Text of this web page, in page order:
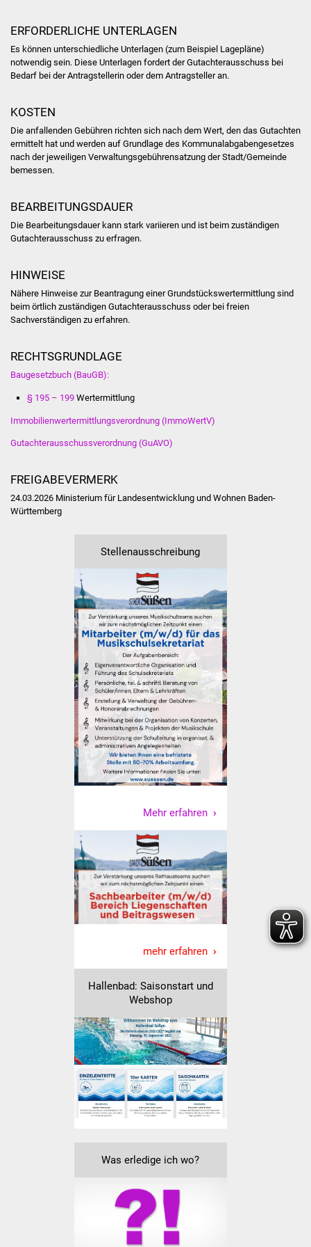
Gesundheit und Notfall
Ärzte und Apotheken
Hitzewarnung / UV-
Index
Bürgerbus (MOBS)
Einrichtungen
Hallenbad
Zehntscheuer
Kulturhalle
Vereine und Parteien
Selbsteintrag Vereine
Beirat Süßener Vereine
Sportanlagen
Tourismus
Erlebnisregion
Route der
Industriekultur
Lebenslagen
Stadtseniorenrat
Sommerwochen für
Ältere
Seniorenwohn- und
Pflegeheim
Familien
Kinder und Jugendliche
Schülerferienprogramm
Migration und Integration
ERFORDERLICHE UNTERLAGEN
Es können unterschiedliche Unterlagen (zum Beispiel Lagepläne)
notwendig sein. Diese Unterlagen fordert der Gutachterausschuss bei
Bedarf bei der Antragstellerin oder dem Antragsteller an.
KOSTEN
Die anfallenden Gebühren richten sich nach dem Wert, den das Gutachten
ermittelt hat und werden auf Grundlage des Kommunalabgabengesetzes
nach der jeweiligen Verwaltungsgebührensatzung der Stadt/Gemeinde
bemessen.
BEARBEITUNGSDAUER
Die Bearbeitungsdauer kann stark variieren und ist beim zuständigen
Gutachterausschuss zu erfragen.
HINWEISE
Nähere Hinweise zur Beantragung einer Grundstückswertermittlung sind
beim örtlich zuständigen Gutachterausschuss oder beifreien
Sachverständigen zu erfahren.
RECHTSGRUNDLAGE
Baugesetzbuch (BauGB):
§ 195 – 199Wertermittlung
Immobilienwertermittlungsverordnung (ImmoWertV)
Gutachterausschussverordnung (GuAVO)
FREIGABEVERMERK
24.03.2026 Ministerium für Landesentwicklung und Wohnen Baden-
Württemberg
Stellenausschreibung
Mehr erfahren
mehr erfahren
Hallenbad: Saisonstart und
Webshop
Was erledige ich wo?